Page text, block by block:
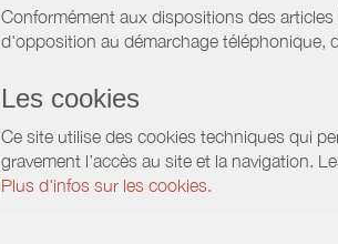
Conformément aux dispositions des
d'opposition au démarchage téléphonique,
Les cookies
Ce site utilise des cookies techniques qui
gravement l’accès au site et la navigation.
Plus d'infos sur les cookies.